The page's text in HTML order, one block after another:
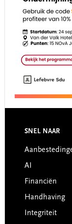
Footer
SNEL NAAR
AI
Financiën
Handhaving
Integriteit